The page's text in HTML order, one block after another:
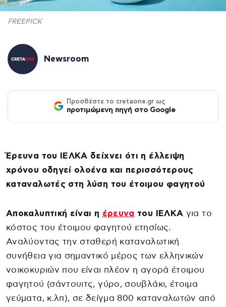
FREEPICK
Newsroom
Προσθέστε το cretaone.gr ως
προτιμώμενη πηγή στο Google
Έρευνα του ΙΕΛΚΑ δείχνει ότι η έλλειψη
χρόνου οδηγεί ολοένα και περισσότερους
καταναλωτές στη λύση του έτοιμου φαγητού
Αποκαλυπτική είναι η έρευνα του ΙΕΛΚΑ για το
κόστος του έτοιμου φαγητού ετησίως.
Αναλύοντας την σταθερή καταναλωτική
συνήθεια για σημαντικό μέρος των ελληνικών
νοικοκυριών που είναι πλέον η αγορά έτοιμου
φαγητού (σάντουιτς, γύρο, σουβλάκι, έτοιμα
γεύματα, κ.λπ), σε δείγμα 800 καταναλωτών από